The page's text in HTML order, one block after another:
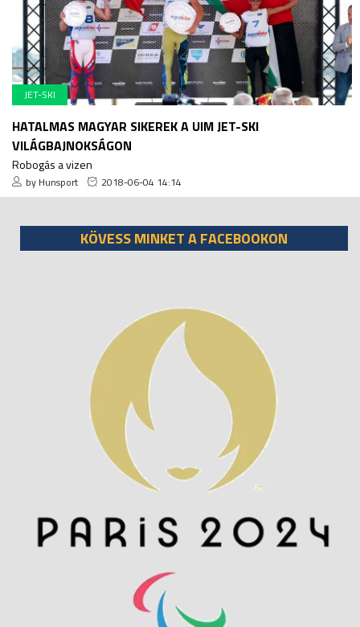
JET-SKI
HATALMAS MAGYAR SIKEREK A UIM JET-SKI
VILÁGBAJNOKSÁGON
Robogás a vizen
by Hunsport 2018-06-04 14:14
KÖVESS MINKET A FACEBOOKON